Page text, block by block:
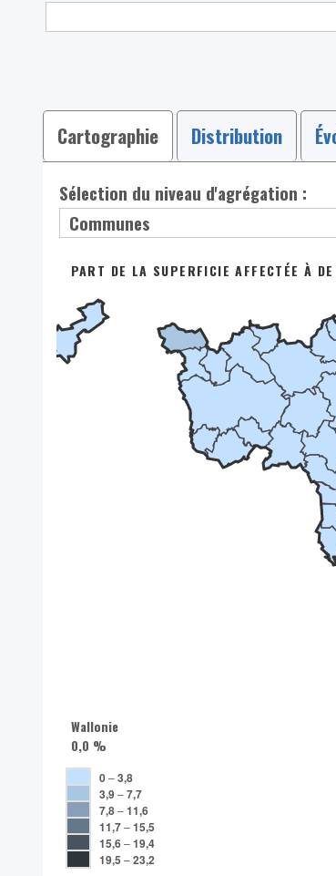
Cartographie Distribution
Sélection du niveau d'agrégation :
PART DE LA SUPERFICIE AFFECTÉE À
Wallonie
0,0 %
0–3,8
3,9–7,7
7,8–11,6
11,7–15,5
15,6–19,4
19,5 –23,2